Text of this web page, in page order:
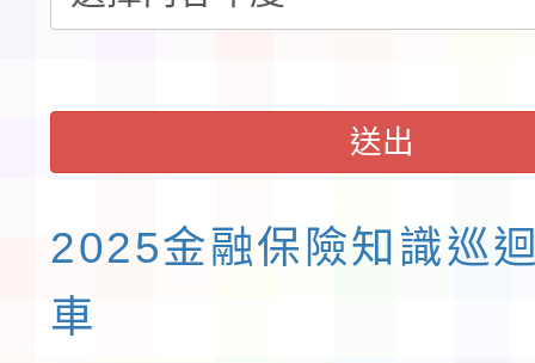
送出
2025金融保險知識巡
車